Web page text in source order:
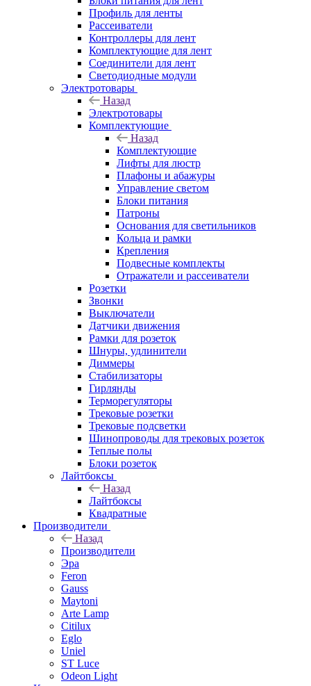
Профиль для ленты
Рассеиватели
Контроллеры для лент
Комплектующие для лент
Соединители для лент
Светодиодные модули
Электротовары
Назад
Электротовары
Комплектующие
Назад
Комплектующие
Лифты для люстр
Плафоны и абажуры
Управление светом
Блоки питания
Патроны
Основания для светильников
Кольца и рамки
Крепления
Подвесные комплекты
Отражатели и рассеиватели
Розетки
Звонки
Выключатели
Датчики движения
Рамки для розеток
Шнуры, удлинители
Диммеры
Стабилизаторы
Гирлянды
Терморегуляторы
Трековые розетки
Трековые подсветки
Шинопроводы для трековых розеток
Теплые полы
Блоки розеток
Лайтбоксы
Назад
Лайтбоксы
Квадратные
Производители
Назад
Производители
Эра
Feron
Gauss
Maytoni
Arte Lamp
Citilux
Eglo
Uniel
ST Luce
Odeon Light